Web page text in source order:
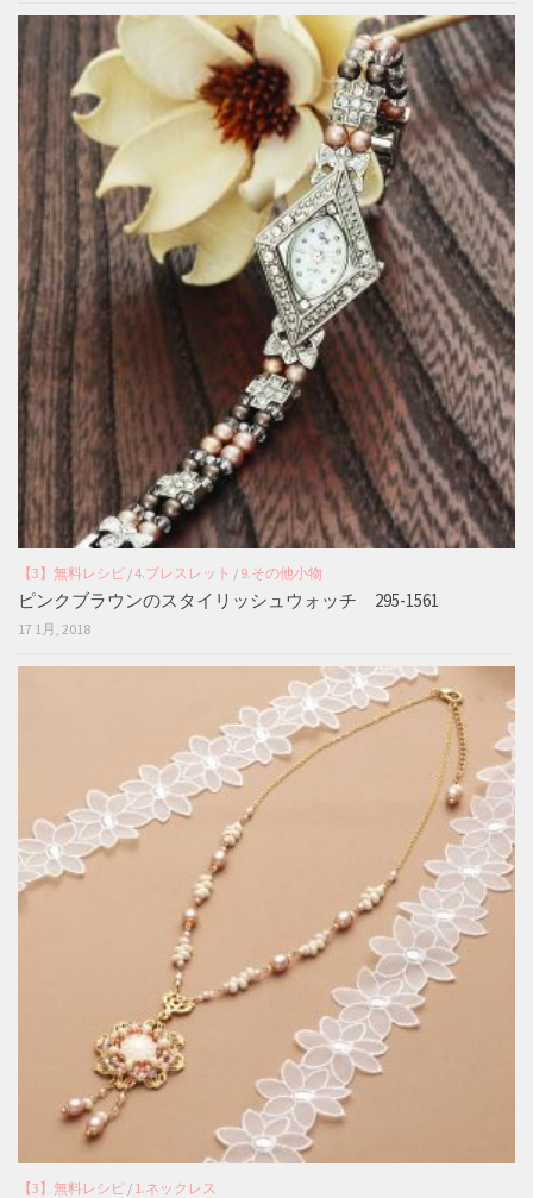
【3】無料レシピ /4.ブレスレット / 9.その他小物
ピンクブラウンのスタイリッシュウォッチ 295-1561
17 1月, 2018
【3】無料レシピ / 1.ネックレス